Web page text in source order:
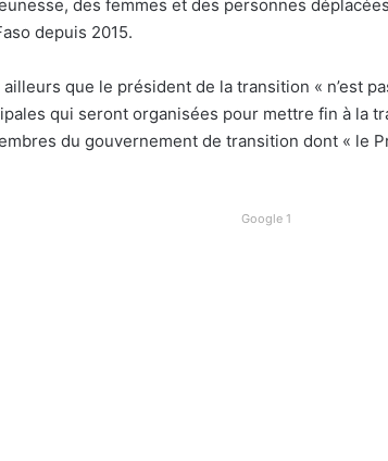
des femmes et des personnes
depuis 2015.
que le président de la transition « n’est
qui seront organisées pour mettre fin à la
du gouvernement de transition dont « le
Google 1